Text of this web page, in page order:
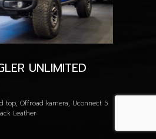
UNLIMITED
top, Offroad kamera, Uconnect 5
Leather